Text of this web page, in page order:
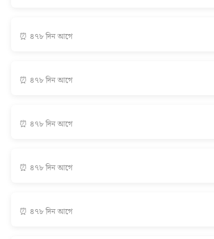
⏰ ৪৭৮ দিন আগে
⏰ ৪৭৮ দিন আগে
⏰ ৪৭৮ দিন আগে
⏰ ৪৭৮ দিন আগে
⏰ ৪৭৮ দিন আগে